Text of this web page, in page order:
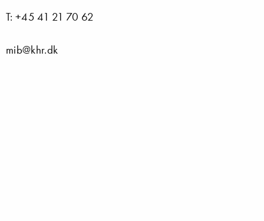
T: +45 41 21 70 62
mib@khr.dk